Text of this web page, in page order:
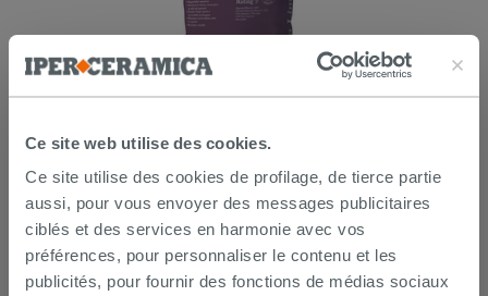
Ce site web utilise des cookies.
Ce site utilise des cookies de profilage, de tierce partie
aussi, pour vous envoyer des messages publicitaires
ciblés et des services en harmonie avec vos
préférences, pour personnaliser le contenu et les
publicités, pour fournir des fonctions de médias sociaux
Kerakoll h40 No Limits blanc 25Kg -
colle multifonction
26,99 € /PC
AJOUTER AU PANIER